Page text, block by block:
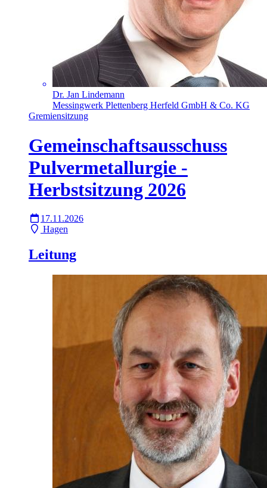
Dr. Jan Lindemann
Messingwerk Plettenberg Herfeld GmbH & Co. KG
Gremiensitzung
Gemeinschaftsausschuss
Pulvermetallurgie -
Herbstsitzung 2026
17.11.2026
Hagen
Leitung